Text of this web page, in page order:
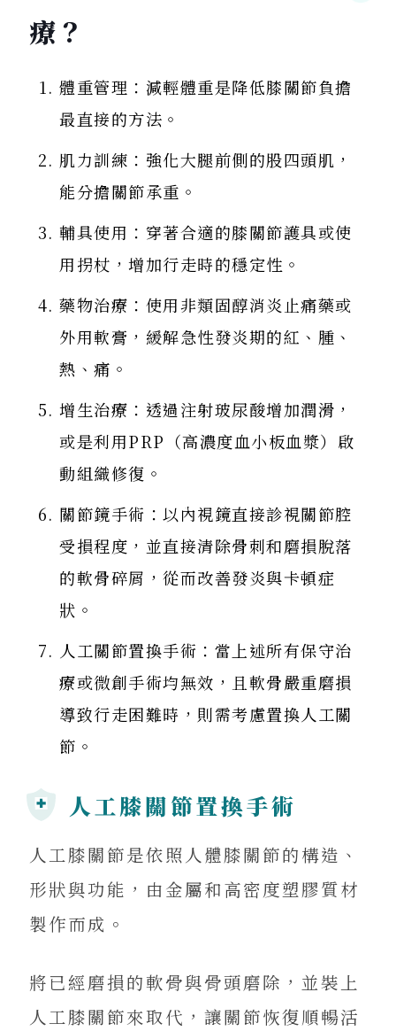
療？
體重管理：減輕體重是降低膝關節負擔
最直接的方法。
肌力訓練：強化大腿前側的股四頭肌，
能分擔關節承重。
輔具使用：穿著合適的膝關節護具或使
用拐杖，增加行走時的穩定性。
藥物治療：使用非類固醇消炎止痛藥或
外用軟膏，緩解急性發炎期的紅、腫、
熱、痛。
增生治療：透過注射玻尿酸增加潤滑，
或是利用PRP（高濃度血小板血漿）啟
動組織修復。
關節鏡手術：以內視鏡直接診視關節腔
受損程度，並直接清除骨刺和磨損脫落
的軟骨碎屑，從而改善發炎與卡頓症
狀。
人工關節置換手術：當上述所有保守治
療或微創手術均無效，且軟骨嚴重磨損
導致行走困難時，則需考慮置換人工關
節。
人工膝關節置換手術
人工膝關節是依照人體膝關節的構造、
形狀與功能，由金屬和高密度塑膠質材
製作而成。
將已經磨損的軟骨與骨頭磨除，並裝上
人工膝關節來取代，讓關節恢復順暢活